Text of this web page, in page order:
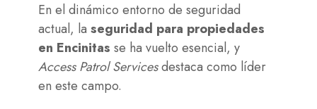
En el dinámico entorno de seguridad
actual, la seguridad para propiedades
en Encinitas se ha vuelto esencial, y
Access Patrol Servicesdestaca como líder
en este campo.